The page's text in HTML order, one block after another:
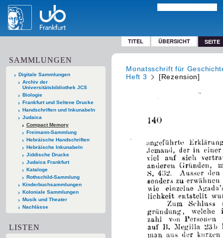
TITEL ÜBERSICHT SEITE
SAMMLUNGEN
Digitale Sammlungen
Archiv der
Universitätsbibliothek JCS
Biologie
Frankfurt und Seltene Drucke
Handschriften und Inkunabeln
Judaica
Compact Memory
Freimann-Sammlung
Hebräische Handschriften
Hebräische Inkunabeln
Jiddische Drucke
Judaica Frankfurt
Kataloge
Rothschild-Sammlung
Kinderbuchsammlungen
Koloniale Sammlungen
Musik und Theater
Nachlässe
LISTEN
Monatsschrift für
Heft 3
[Rezension]